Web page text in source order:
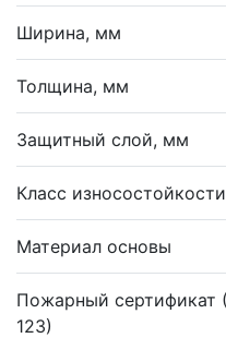
Ширина, мм
Толщина, мм
Защитный слой, мм
Класс износостойкости
Материал основы
Пожарный сертификат
123)